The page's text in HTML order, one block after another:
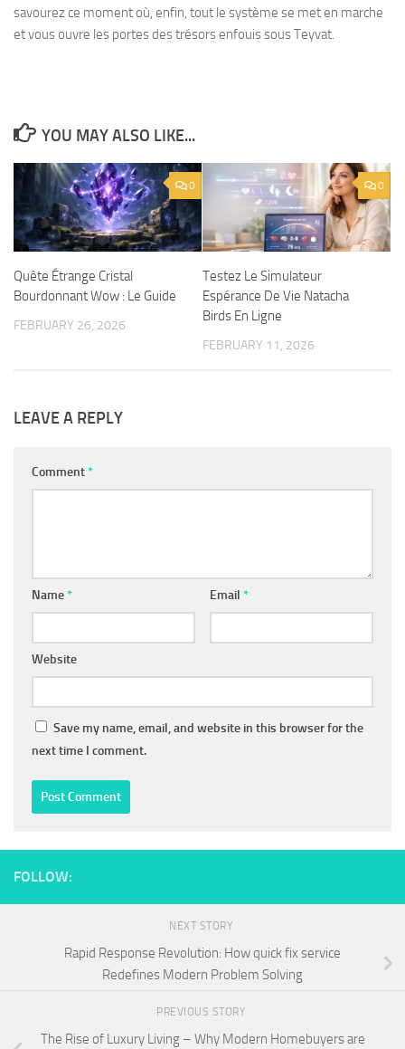
savourez ce moment où, enfin, tout le système se met en marche
et vous ouvre les portes des trésors enfouis sous Teyvat.
YOU MAY ALSO LIKE...
0
Quête Étrange Cristal
Bourdonnant Wow : Le Guide
FEBRUARY 26, 2026
0
Testez Le Simulateur
Espérance De Vie Natacha
Birds En Ligne
FEBRUARY 11, 2026
LEAVE A REPLY
Comment*
Name* Email *
Website
Save my name, email, and website in this browser for the
next time I comment.
FOLLOW:
NEXT STORY
Rapid Response Revolution: How quick fix service
Redefines Modern Problem Solving
PREVIOUS STORY
The Rise of Luxury Living – Why Modern Homebuyers are